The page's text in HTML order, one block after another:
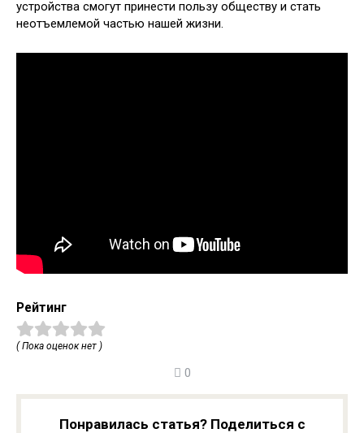
устройства смогут принести пользу обществу и стать
неотъемлемой частью нашей жизни.
Рейтинг
( Пока оценок нет )
0
Понравилась статья? Поделиться с